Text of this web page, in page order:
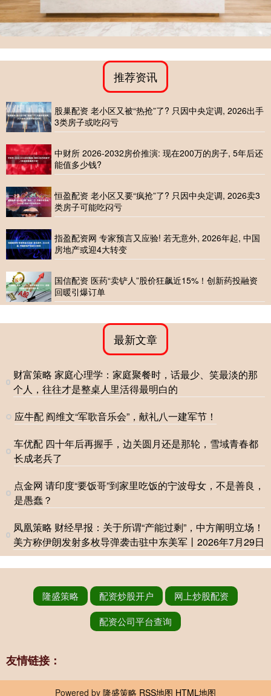
推荐资讯
股巢配资 老小区又被“热抢”了? 只因中央定调, 2026出手
3类房子或吃闷亏
中财所 2026-2032房价推演: 现在200万的房子, 5年后还
能值多少钱?
恒盈配资 老小区又要“疯抢”了? 只因中央定调, 2026卖3
类房子可能吃闷亏
指盈配资网 专家预言又应验! 若无意外, 2026年起, 中国
房地产或迎4大转变
国信配资 医药“卖铲人”股价狂飙近15%！创新药投融资
回暖引爆订单
最新文章
财富策略 家庭心理学：家庭聚餐时，话最少、笑最淡的那
个人，往往才是整桌人里活得最明白的
应牛配 阎维文“军歌音乐会”，献礼八一建军节！
车优配 四十年后再握手，边关圆月还是那轮，雪域青春都
长成老兵了
点金网 请印度“要饭哥”到家里吃饭的宁波母女，不是善良，
是愚蠢？
凤凰策略 财经早报：关于所谓“产能过剩”，中方阐明立场！
美方称伊朗发射多枚导弹袭击驻中东美军丨2026年7月29日
隆盛策略 配资炒股开户
网上炒股配资
配资公司平台查询
友情链接：
Powered by 隆盛策略 RSS地图 HTML地图